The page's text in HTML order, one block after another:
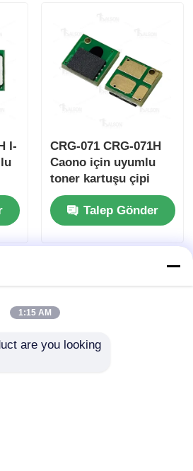
I-
CRG-071 CRG-071H
Caono için uyumlu
toner kartuşu çipi
MMGF272dw
MMGF275dw
MLGBP121dn
Talep Gönder
1:15 AM
are you looking